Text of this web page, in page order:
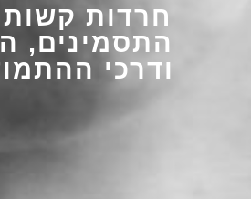
חרדות
התסמינים,
ודרכי